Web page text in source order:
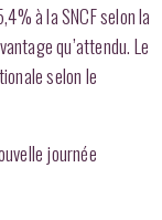
à la SNCF selon la
qu’attendu. Le
selon le
journée